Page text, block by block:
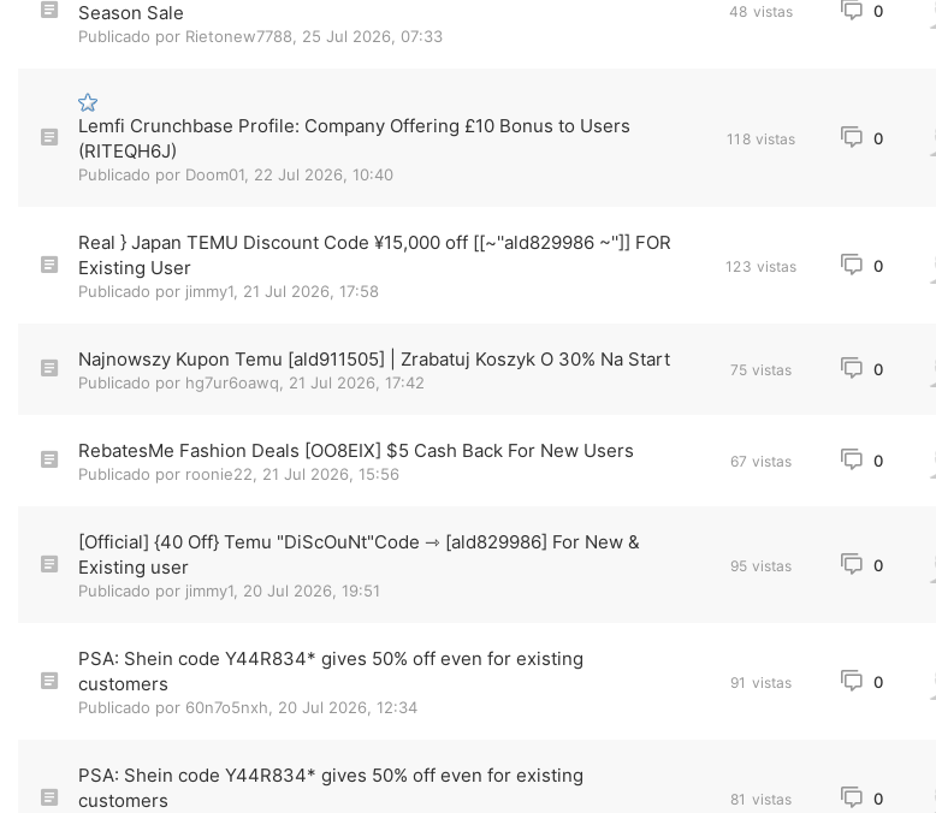
Season Sale
Publicado por Rietonew7788 25 Jul 2026, 07:33
48 vistas 0
Lemfi Crunchbase Profile: Company Offering £10 Bonus to Users
(RITEQH6J)
Publicado por Doom01 22 Jul 2026, 10:40
118 vistas 0
Real } Japan TEMU Discount Code ¥15,000 off [[~''ald829986 ~'']] FOR
Existing User
Publicado por jimmy1 21 Jul 2026, 17:58
123 vistas 0
Najnowszy Kupon Temu [ald911505] | Zrabatuj Koszyk O 30% Na Start
Publicado por hg7ur6oawq 21 Jul 2026, 17:42
75 vistas 0
RebatesMe Fashion Deals [OO8EIX] $5 Cash Back For New Users
Publicado por roonie22 21 Jul 2026, 15:56
67 vistas 0
[Official] {40 Off} Temu "DiScOuNt"Code ⇾ [ald829986] For New &
Existing user
Publicado por jimmy1 20 Jul 2026, 19:51
95 vistas 0
PSA: Shein code Y44R834* gives 50% off even for existing
customers
Publicado por 60n7o5nxh 20 Jul 2026, 12:34
91 vistas 0
PSA: Shein code Y44R834* gives 50% off even for existing
customers
81 vistas 0